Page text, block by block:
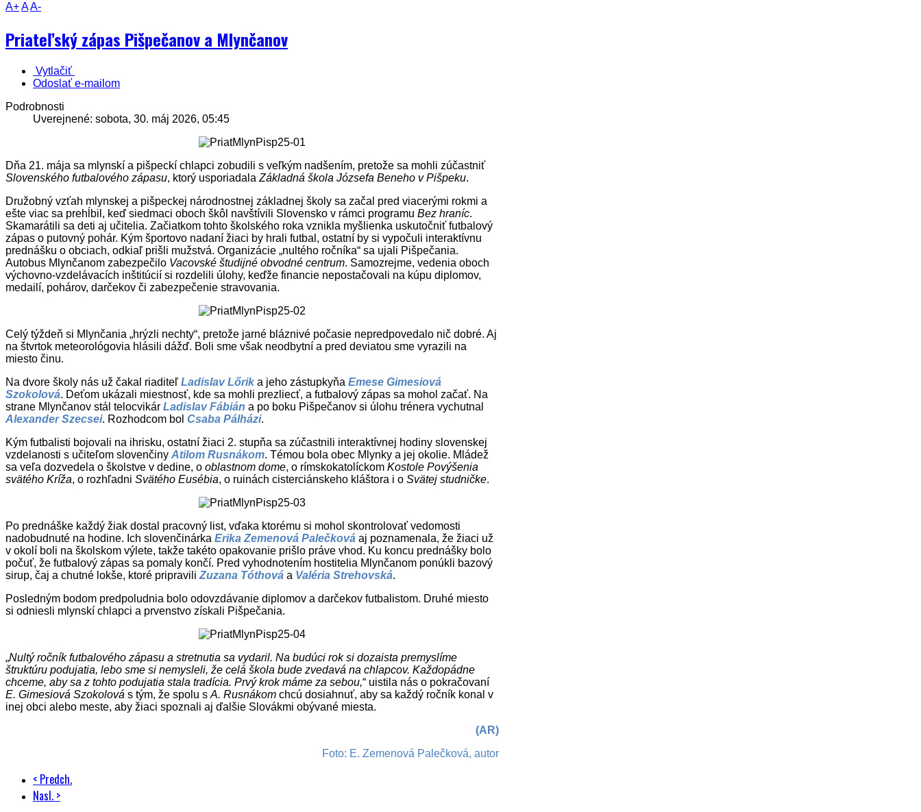
A+AA-
Priateľský zápas Pišpečanov a Mlynčanov
Vytlačiť
Odoslať e-mailom
Podrobnosti
Uverejnené: sobota, 30. máj 2026, 05:45
Dňa 21. mája sa mlynskí a pišpeckí chlapci zobudili s veľkým nadšením, pretože sa mohli zúčastniť
Slovenského futbalového zápasu, ktorý usporiadala Základná škola Józsefa Beneho v Pišpeku.
Družobný vzťah mlynskej a pišpeckej národnostnej základnej školy sa začal pred viacerými rokmi a
ešte viac sa prehĺbil, keď siedmaci oboch škôl navštívili Slovensko v rámci programu Bez hraníc.
Skamarátili sa deti aj učitelia. Začiatkom tohto školského roka vznikla myšlienka uskutočniť futbalový
zápas o putovný pohár. Kým športovo nadaní žiaci by hrali futbal, ostatní by si vypočuli interaktívnu
prednášku o obciach, odkiaľ prišli mužstvá. Organizácie „nultého ročníka“ sa ujali Pišpečania.
Autobus Mlynčanom zabezpečilo Vacovské študijné obvodné centrum. Samozrejme, vedenia oboch
výchovno-vzdelávacích inštitúcií si rozdelili úlohy, keďže financie nepostačovali na kúpu diplomov,
medailí, pohárov, darčekov či zabezpečenie stravovania.
Celý týždeň si Mlynčania „hrýzli nechty“, pretože jarné bláznivé počasie nepredpovedalo nič dobré. Aj
na štvrtok meteorológovia hlásili dážď. Boli sme však neodbytní a pred deviatou sme vyrazili na
miesto činu.
Na dvore školy nás už čakal riaditeľ Ladislav Lőrika jeho zástupkyňa Emese Gimesiová
Szokolová. Deťom ukázali miestnosť, kde sa mohli prezliecť, a futbalový zápas sa mohol začať. Na
strane Mlynčanov stál telocvikár Ladislav Fábián a po boku Pišpečanov si úlohu trénera vychutnal
Alexander Szecsei. Rozhodcom bol Csaba Pálházi.
Kým futbalisti bojovali na ihrisku, ostatní žiaci 2. stupňa sa zúčastnili interaktívnej hodiny slovenskej
vzdelanosti s učiteľom slovenčiny Atilom Rusnákom. Témou bola obec Mlynky a jej okolie. Mládež
sa veľa dozvedela o školstve v dedine, o oblastnom dome, o rímskokatolíckom Kostole Povýšenia
svätého Kríža, o rozhľadni Svätého Eusébia, o ruinách cisterciánskeho kláštora i o Svätej studničke.
Po prednáške každý žiak dostal pracovný list, vďaka ktorému si mohol skontrolovať vedomosti
nadobudnuté na hodine. Ich slovenčinárka Erika Zemenová Palečková aj poznamenala, že žiaci už
v okolí boli na školskom výlete, takže takéto opakovanie prišlo práve vhod. Ku koncu prednášky bolo
počuť, že futbalový zápas sa pomaly končí. Pred vyhodnotením hostitelia Mlynčanom ponúkli bazový
sirup, čaj a chutné lokše, ktoré pripravili Zuzana Tóthová a Valéria Strehovská.
Posledným bodom predpoludnia bolo odovzdávanie diplomov a darčekov futbalistom. Druhé miesto
si odniesli mlynskí chlapci a prvenstvo získali Pišpečania.
„Nultý ročník futbalového zápasu a stretnutia sa vydaril. Na budúci rok si dozaista premyslíme
štruktúru podujatia, lebo sme si nemysleli, že celá škola bude zvedavá na chlapcov. Každopádne
chceme, aby sa z tohto podujatia stala tradícia. Prvý krok máme za sebou,“ uistila nás o pokračovaní
E. Gimesiová Szokolová s tým, že spolu s A. Rusnákom chcú dosiahnuť, aby sa každý ročník konal v
inej obci alebo meste, aby žiaci spoznali aj ďalšie Slovákmi obývané miesta.
(AR)
Foto: E. Zemenová Palečková, autor
< Predch.
Nasl. >